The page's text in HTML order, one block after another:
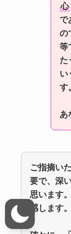
心
で
の
等
た
い
す
あ
ご指摘い
要で、深
思います
感します。